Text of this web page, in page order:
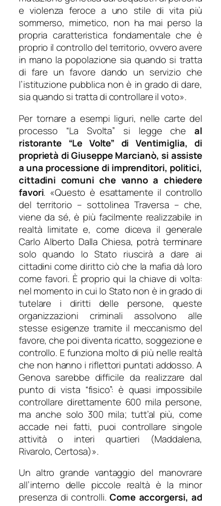
e violenza feroce a uno stile di vita più
sommerso, mimetico, non ha mai perso la
propria caratteristica fondamentale che è
proprio il controllo del territorio, ovvero avere
in mano la popolazione sia quando si tratta
di fare un favore dando un servizio che
l’istituzione pubblica non è in grado di dare,
sia quando si tratta di controllare il voto».
Per tornare a esempi liguri, nelle carte del
processo “La Svolta” si legge cheal
ristorante “Le Volte” di Ventimiglia, di
proprietà di Giuseppe Marcianò, si assiste
a una processione di imprenditori, politici,
cittadini comuni che vanno a chiedere
favori. «Questo è esattamente il controllo
del territorio – sottolinea Traversa –che,
viene da sé, è più facilmente realizzabile in
realtà limitate e, come diceva il generale
Carlo Alberto Dalla Chiesa, potrà terminare
solo quando lo Stato riuscirà a dare ai
cittadini come diritto ciò che la mafia dà loro
come favori. È proprio qui la chiave di volta:
nel momento in cui lo Stato non è in grado di
tutelare i diritti delle persone, queste
organizzazioni criminali assolvono alle
stesse esigenze tramite il meccanismo del
favore, che poi diventa ricatto, soggezione e
controllo. E funziona molto di più nelle realtà
che non hanno i riflettori puntati addosso. A
Genova sarebbe difficile da realizzare dal
punto di vista “fisico”: è quasi impossibile
controllare direttamente 600 mila persone,
ma anche solo 300 mila; tutt’al più, come
accade nei fatti, puoi controllare singole
attività o interi quartieri (Maddalena,
Rivarolo, Certosa)».
Un altro grande vantaggio del manovrare
all’interno delle piccole realtà è la minor
presenza di controlli. Come accorgersi, ad